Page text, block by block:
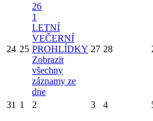
24 25
26
1
LETNÍ
VEČERNÍ
PROHLÍDKY
Zobrazit
všechny
záznamy ze
dne
27 28
31 1 2 3 4